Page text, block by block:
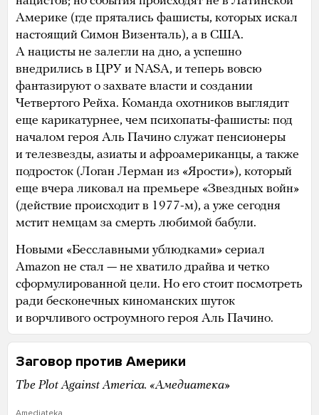
Америке (где прятались фашисты, которых искал
настоящий Симон Визенталь), а в США.
А нацисты не залегли на дно, а успешно
внедрились в ЦРУ и NASA, и теперь вовсю
фантазируют о захвате власти и создании
Четвертого Рейха. Команда охотников выглядит
еще карикатурнее, чем психопаты-фашисты: под
началом героя Аль Пачино служат пенсионеры
и телезвезды, азиаты и афроамериканцы, а также
подросток (Логан Лерман из «Ярости»), который
еще вчера ликовал на премьере «Звездных войн»
(действие происходит в 1977-м), а уже сегодня
мстит немцам за смерть любимой бабули.
Новыми «Бесславными ублюдками» сериал
Amazon не стал — не хватило драйва и четко
сформулированной цели. Но его стоит посмотреть
ради бесконечных киноманских шуток
и ворчливого остроумного героя Аль Пачино.
Заговор против Америки
The Plot Against America. «Амедиатека»
Amediateka